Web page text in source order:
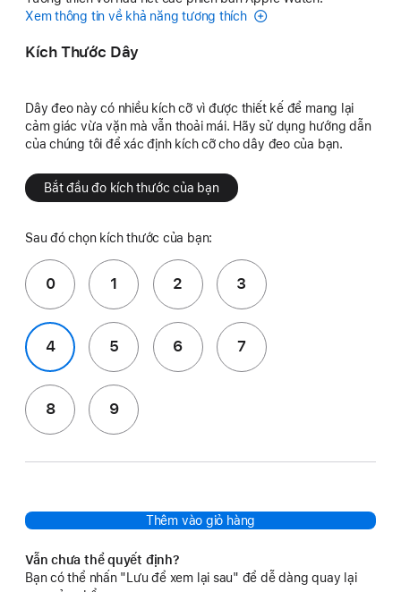
Xem thông tin về khả năng tương thích
Kích Thước Dây
Dây đeo này có nhiều kích cỡ vì được thiết kế để mang lại
cảm giác vừa vặn mà vẫn thoải mái. Hãy sử dụng hướng dẫn
của chúng tôi để xác định kích cỡ cho dây đeo của bạn.
Bắt đầu đo kích thước của bạn
Sau đó chọn kích thước của bạn:
0 1 2 3
4 5 6 7
8 9
Thêm vào giỏ hàng
Vẫn chưa thể quyết định?
Bạn có thể nhấn "Lưu để xem lại sau" để dễ dàng quay lại